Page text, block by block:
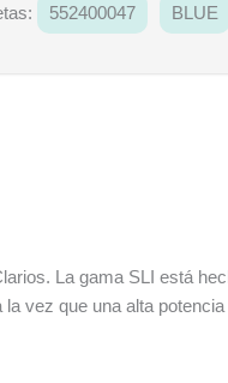
552400047 BLUE
La gama SLI está
vez que una alta